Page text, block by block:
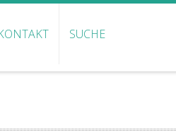
SUCHE